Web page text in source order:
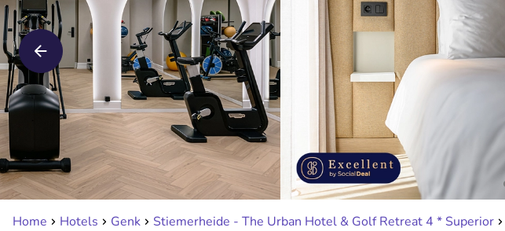
Home Hotels Genk Stiemerheide - The Urban Hotel & Golf Retreat 4 * Superior